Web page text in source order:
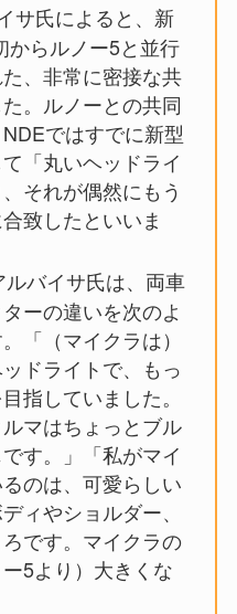
サ氏によると、新
からルノー5と並行
、非常に密接な共
。ルノーとの共同
ではすでに新型
「丸いヘッドライ
それが偶然にもう
致したといいま
ルバイサ氏は、両車
ーの違いを次のよ
「（マイクラは）
ドライトで、もっ
指していました。
マはちょっとブル
す。」「私がマイ
のは、可愛らしい
ィやショルダー、
です。マイクラの
5より）大きくな